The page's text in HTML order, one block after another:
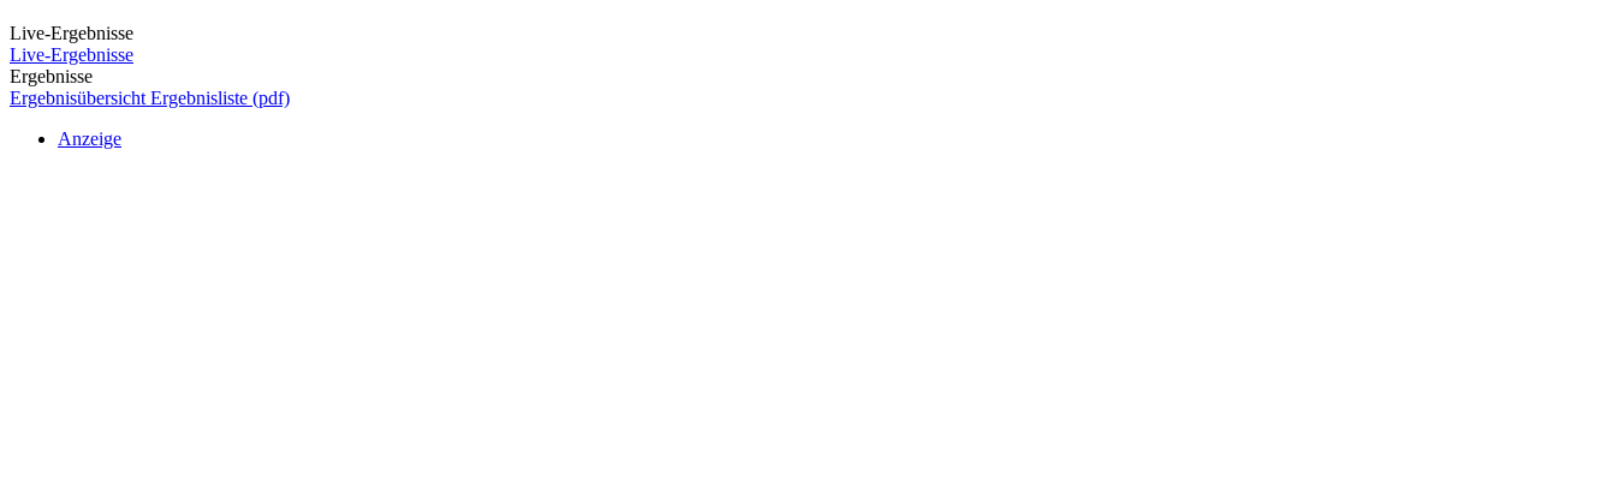
Live-Ergebnisse
Live-Ergebnisse
Ergebnisse
Ergebnisübersicht Ergebnisliste (pdf)
Anzeige